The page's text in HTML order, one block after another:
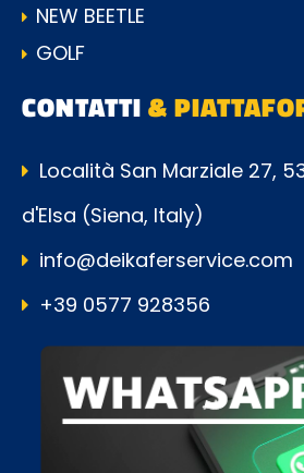
NEW BEETLE
GOLF
CONTATTI&
Località San Marziale 27,
d'Elsa (Siena, Italy)
info@deikaferservice.com
+39 0577 928356